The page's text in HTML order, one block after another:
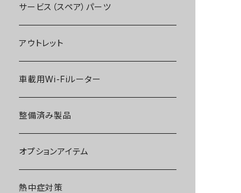
サービス（スペア）パーツ
アウトレット
車載用Wi-Fiルーター
整備済み製品
オプションアイテム
熱中症対策